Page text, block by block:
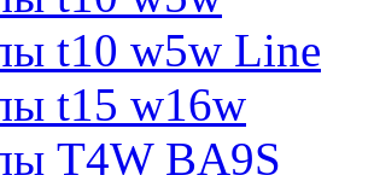
t10 w5w Line
t15 w16w
T4W BA9S